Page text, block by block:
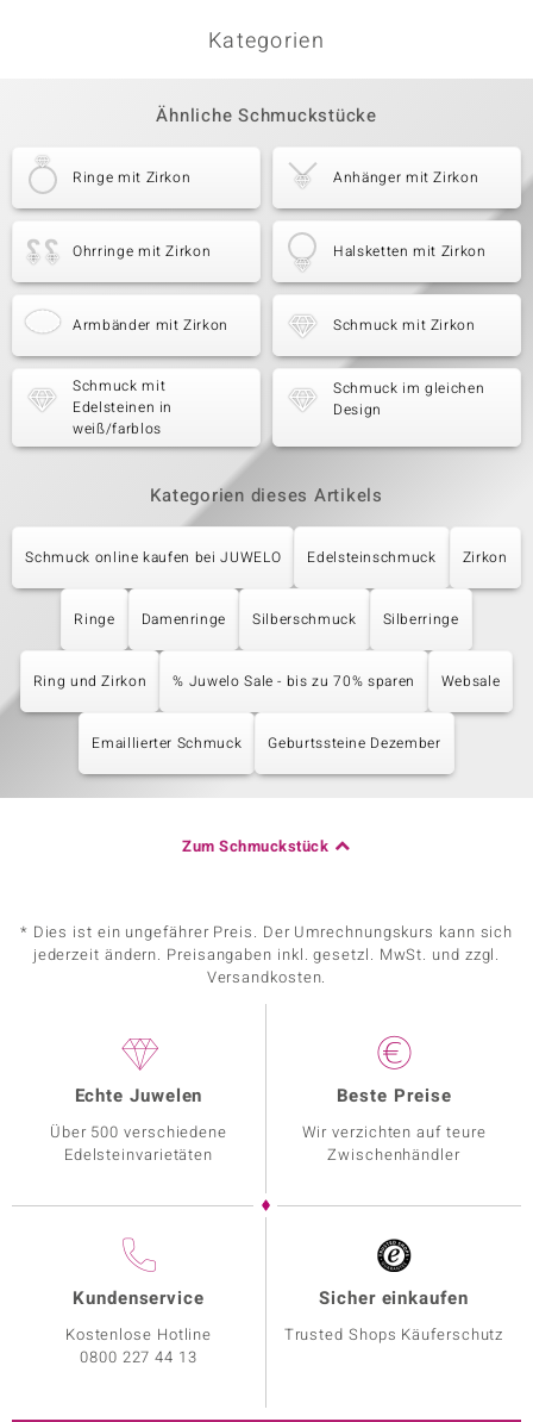
Kategorien
Ähnliche Schmuckstücke
Ringe mit Zirkon Anhänger mit Zirkon
Ohrringe mit Zirkon Halsketten mit Zirkon
Armbänder mit Zirkon Schmuck mit Zirkon
Schmuck mit
Edelsteinen in
weiß/farblos
Schmuck im gleichen
Design
Kategorien dieses Artikels
Schmuck online kaufen bei JUWELO Edelsteinschmuck Zirkon
Ringe Damenringe Silberschmuck Silberringe
Ring und Zirkon % Juwelo Sale - bis zu 70% sparen Websale
Emaillierter Schmuck Geburtssteine Dezember
Zum Schmuckstück
* Dies ist ein ungefährer Preis. Der Umrechnungskurs kann sich
jederzeit ändern. Preisangaben inkl. gesetzl. MwSt. und zzgl.
Versandkosten.
Echte Juwelen
Über 500 verschiedene
Edelsteinvarietäten
Beste Preise
Wir verzichten auf teure
Zwischenhändler
Kundenservice
Kostenlose Hotline
0800 227 44 13
Sicher einkaufen
Trusted Shops Käuferschutz